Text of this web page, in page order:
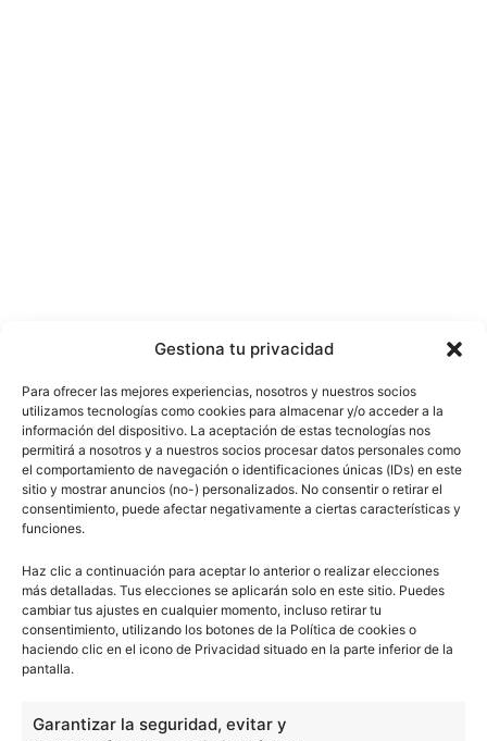
Gestiona tu privacidad
Para ofrecer las mejores experiencias, nosotros y nuestros socios
utilizamos tecnologías como cookies para almacenar y/o acceder a la
información del dispositivo. La aceptación de estas tecnologías nos
permitirá a nosotros y a nuestros socios procesar datos personales como
el comportamiento de navegación o identificaciones únicas (IDs) en este
sitio y mostrar anuncios (no-) personalizados. No consentir o retirar el
consentimiento, puede afectar negativamente a ciertas características y
funciones.
Haz clic a continuación para aceptar lo anterior o realizar elecciones
más detalladas. Tus elecciones se aplicarán solo en este sitio. Puedes
cambiar tus ajustes en cualquier momento, incluso retirar tu
consentimiento, utilizando los botones de la Política de cookies o
haciendo clic en el icono de Privacidad situado en la parte inferior de la
pantalla.
Garantizar la seguridad, evitar y